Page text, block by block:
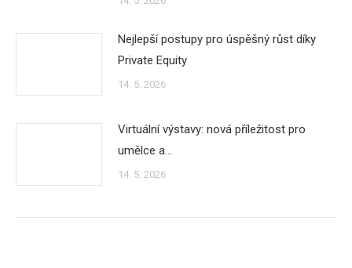
Nejlepší postupy pro úspěšný růst díky
Private Equity
14. 5. 2026
Virtuální výstavy: nová příležitost pro
umělce a…
14. 5. 2026